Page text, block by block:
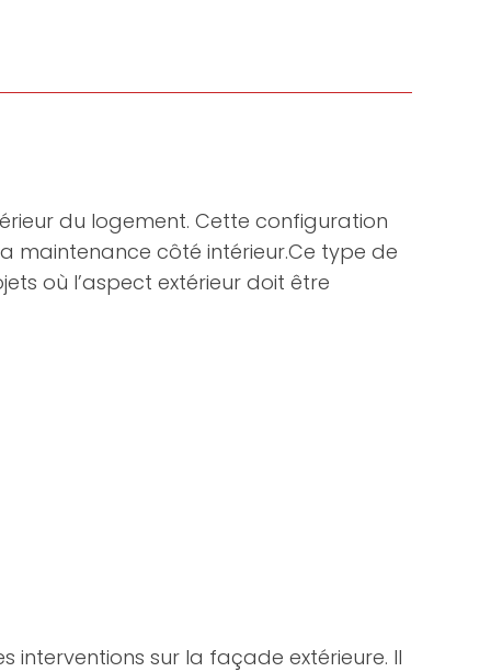
du logement. Cette configuration
maintenance côté intérieur.Ce type de
où l’aspect extérieur doit être
sur la façade extérieure. Il